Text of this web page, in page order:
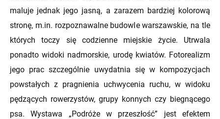
maluje jednak jego jasną, a zarazem bardziej kolorową
stronę, m.in. rozpoznawalne budowle warszawskie, na tle
których toczy się codzienne miejskie życie. Utrwala
ponadto widoki nadmorskie, urodę kwiatów. Fotorealizm
jego prac szczególnie uwydatnia się w kompozycjach
powstałych z pragnienia uchwycenia ruchu, w widoku
pędzących rowerzystów, grupy konnych czy biegnącego
psa. Wystawa „Podróże w przeszłość” jest efektem